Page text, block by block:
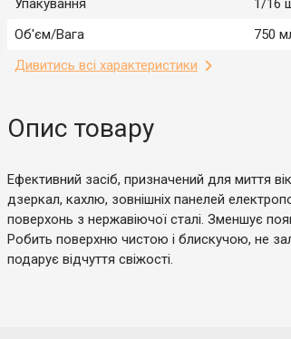
Упакування
1/16
Об'єм/Вага
750
Дивитись всі характеристики
Опис товару
Ефективний засіб, призначений для миття
дзеркал, кахлю, зовнішніх панелей
поверхонь з нержавіючої сталі. Зменшує
Робить поверхню чистою і блискучою, не
подарує відчуття свіжості.